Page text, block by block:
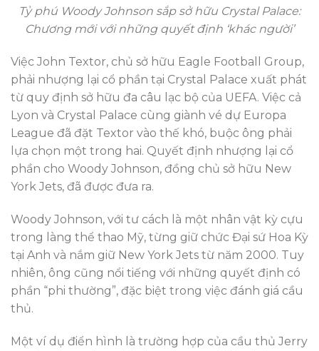
Tỷ phú Woody Johnson sắp sở hữu Crystal Palace:
Chương mới với những quyết định ‘khác người’
Việc John Textor, chủ sở hữu Eagle Football Group,
phải nhượng lại cổ phần tại Crystal Palace xuất phát
từ quy định sở hữu đa câu lạc bộ của UEFA. Việc cả
Lyon và Crystal Palace cùng giành vé dự Europa
League đã đặt Textor vào thế khó, buộc ông phải
lựa chọn một trong hai. Quyết định nhượng lại cổ
phần cho Woody Johnson, đồng chủ sở hữu New
York Jets, đã được đưa ra.
Woody Johnson, với tư cách là một nhân vật kỳ cựu
trong làng thể thao Mỹ, từng giữ chức Đại sứ Hoa Kỳ
tại Anh và nắm giữ New York Jets từ năm 2000. Tuy
nhiên, ông cũng nổi tiếng với những quyết định có
phần “phi thường”, đặc biệt trong việc đánh giá cầu
thủ.
Một ví dụ điển hình là trường hợp của cầu thủ Jerry